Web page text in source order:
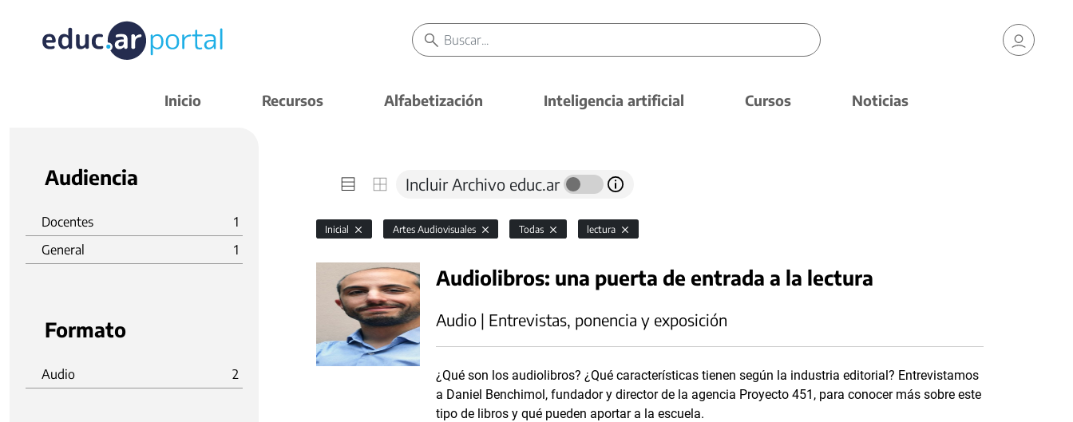
Inicio Recursos Alfabetización Inteligencia artificial Cursos Noticias
Audiencia
Docentes
1
General
1
Formato
Audio 2
Incluir Archivo educ.ar
Inicial Artes Audiovisuales Todas lectura
Audiolibros: una puerta de entrada a la lectura
Audio | Entrevistas, ponencia y exposición
¿Qué son los audiolibros? ¿Qué características tienen según la industria editorial? Entrevistamos
a Daniel Benchimol, fundador y director de la agencia Proyecto 451, para conocer más sobre este
tipo de libros y qué pueden aportar a la escuela.